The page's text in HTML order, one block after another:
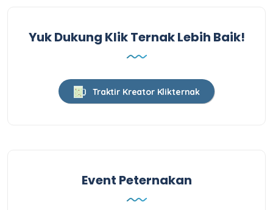
Yuk Dukung Klik Ternak Lebih Baik!
Traktir Kreator Klikternak
Event Peternakan